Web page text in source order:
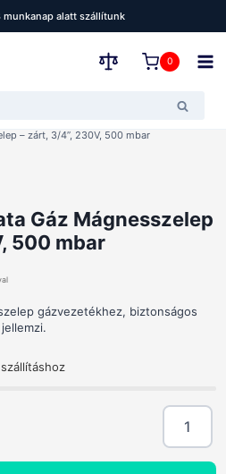
munkanap alatt szállítunk
0
– zárt, 3/4”, 230V, 500 mbar
Gáz Mágnesszelep
500 mbar
gázvezetékhez, biztonságos
Madas
Gáz